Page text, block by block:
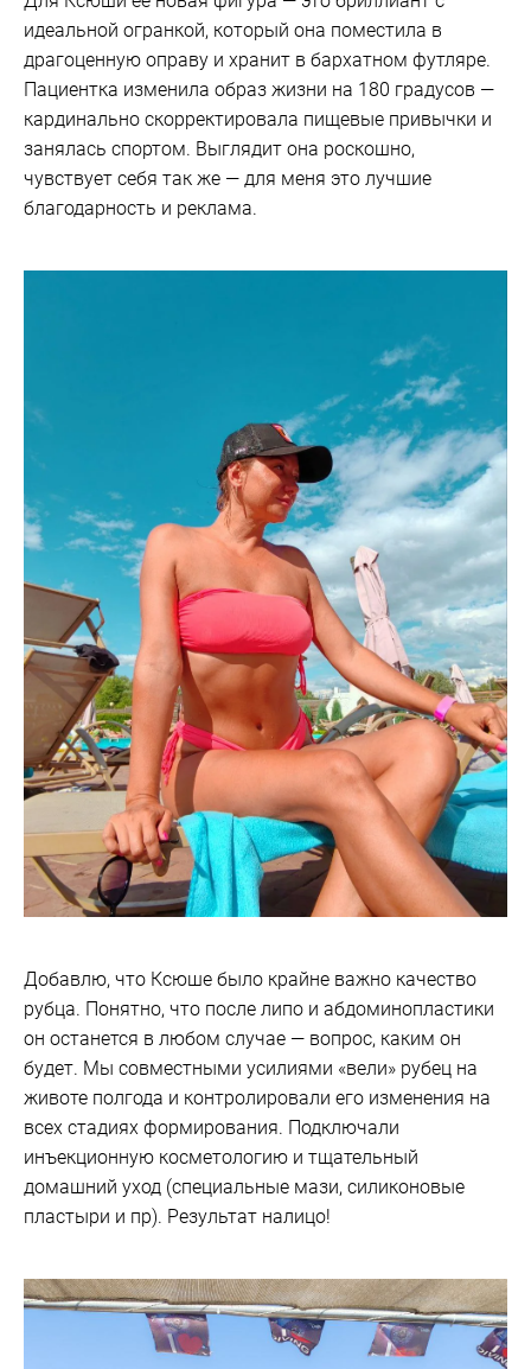
идеальной огранкой, который она поместила в
драгоценную оправу и хранит в бархатном футляре.
Пациентка изменила образ жизни на 180 градусов —
кардинально скорректировала пищевые привычки и
занялась спортом. Выглядит она роскошно,
чувствует себя так же — для меня это лучшие
благодарность и реклама.
Добавлю, что Ксюше было крайне важно качество
рубца. Понятно, что после липо и абдоминопластики
он останется в любом случае — вопрос, каким он
будет. Мы совместными усилиями «вели» рубец на
животе полгода и контролировали его изменения на
всех стадиях формирования. Подключали
инъекционную косметологию и тщательный
домашний уход (специальные мази, силиконовые
пластыри и пр). Результат налицо!